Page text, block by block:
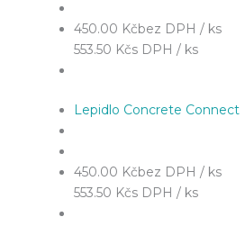
450.00 Kčbez DPH / ks
553.50 Kčs DPH / ks
Lepidlo Concrete Connect
450.00 Kčbez DPH / ks
553.50 Kčs DPH / ks